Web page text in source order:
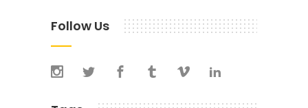
Follow Us